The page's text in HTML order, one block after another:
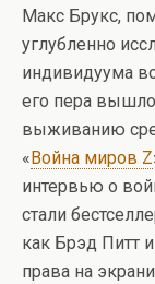
Макс Брукс,
углубленно
индивидуума
его пера
выживанию
«Война миров Z
интервью о
стали
как Брэд Питт
права на